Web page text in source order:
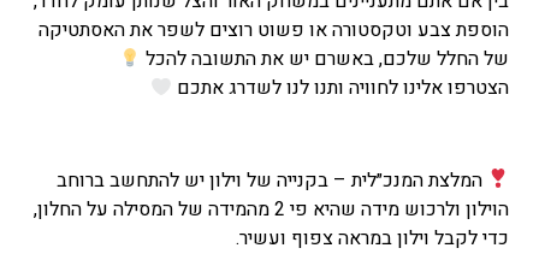
טווח
מחירים:
הוספת צבע וטקסטורה או פשוט רוצים לשפר את האסתטיקה
של החלל שלכם, באשרם יש את התשובה להכל
הצטרפו אלינו לחוויה ותנו לנו לשדרג אתכם
המלצת המנכ״לית – בקנייה של וילון יש להתחשב ברוחב
הוילון ולרכוש מידה שהיא פי 2 מהמידה של המסילה על החלון,
כדי לקבל וילון במראה צפוף ועשיר.